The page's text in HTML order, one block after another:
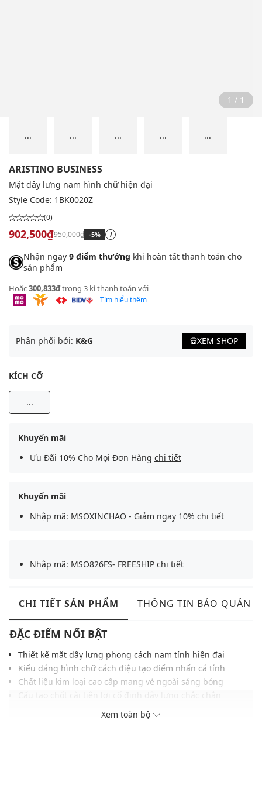
1 / 1
... ... ... ... ...
ARISTINO BUSINESS
Mặt dây lưng nam hình chữ hiện đại
Style Code: 1BK0020Z
(0)
902,500₫950,000₫ -5% i
Nhận ngay 9 điểm thưởng khi hoàn tất thanh toán cho
sản phẩm
Hoặc300,833₫trong 3 kì thanh toán với
Tìm hiểu thêm
Phân phối bởi: K&G XEM SHOP
KÍCH CỠ
...
Khuyến mãi
Ưu Đãi 10% Cho Mọi Đơn Hàng chi tiết
Khuyến mãi
Nhập mã: MSOXINCHAO - Giảm ngay 10% chi tiết
Nhập mã: MSO826FS- FREESHIP chi tiết
CHI TIẾT SẢN PHẨM THÔNG TIN BẢO QUẢN
ĐẶC ĐIỂM NỔI BẬT
Thiết kế mặt dây lưng phong cách nam tính hiện đại
Kiểu dáng hình chữ cách điệu tạo điểm nhấn cá tính
Chất liệu kim loại cao cấp mang vẻ ngoài sáng bóng
Bề mặt xử lý tinh xảo thể hiện sự sang trọng đẳng cấp
Gam màu bạc thanh lịch giúp đa dạng hóa phong cách
Xem toàn bộ